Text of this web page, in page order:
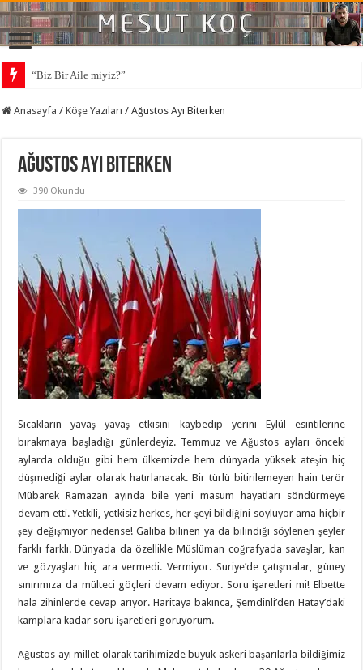
“Biz Bir Aile miyiz?”
Anasayfa / Köşe Yazıları / Ağustos Ayı Biterken
Ağustos Ayı Biterken
390 Okundu
Sıcakların yavaş yavaş etkisini kaybedip yerini Eylül esintilerine
bırakmaya başladığı günlerdeyiz. Temmuz ve Ağustos ayları önceki
aylarda olduğu gibi hem ülkemizde hem dünyada yüksek ateşin hiç
düşmediği aylar olarak hatırlanacak. Bir türlü bitirilemeyen hain terör
Mübarek Ramazan ayında bile yeni masum hayatları söndürmeye
devam etti. Yetkili, yetkisiz herkes, her şeyi bildiğini söylüyor ama hiçbir
şey değişmiyor nedense! Galiba bilinen ya da bilindiği söylenen şeyler
farklı farklı. Dünyada da özellikle Müslüman coğrafyada savaşlar, kan
ve gözyaşları hiç ara vermedi. Vermiyor. Suriye’de çatışmalar, güney
sınırımıza da mülteci göçleri devam ediyor. Soru işaretleri mi! Elbette
hala zihinlerde cevap arıyor. Haritaya bakınca, Şemdinli’den Hatay’daki
kamplara kadar soru işaretleri görüyorum.
Ağustos ayı millet olarak tarihimizde büyük askeri başarılarla bildiğimiz